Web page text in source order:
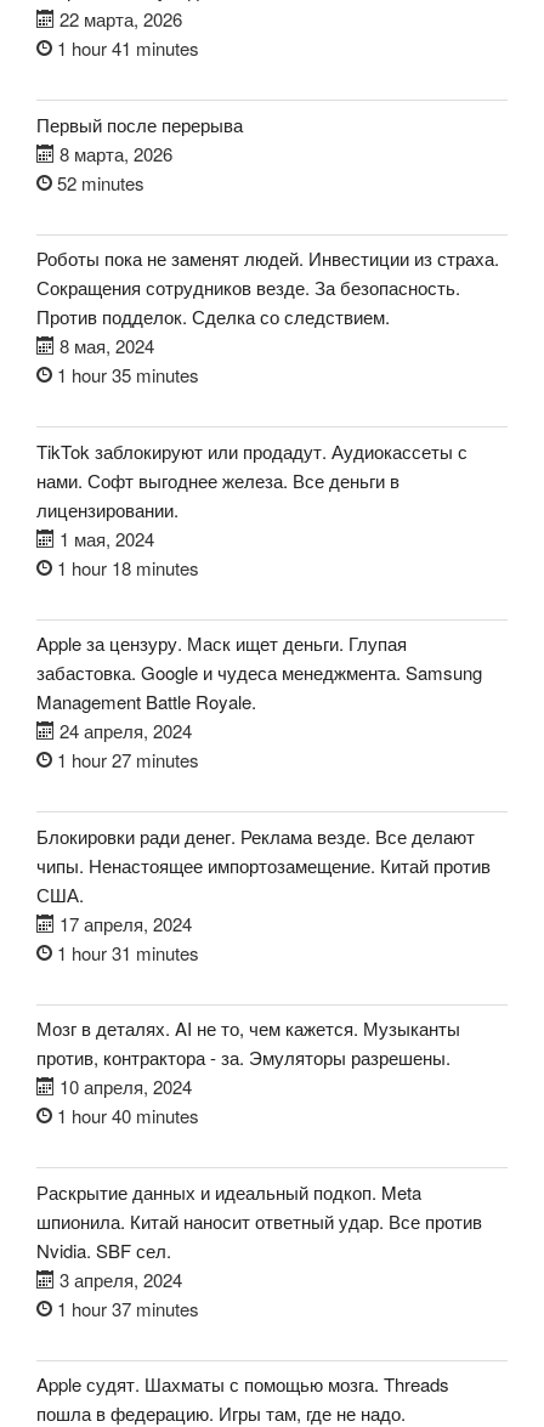
22 марта, 2026
1 hour 41 minutes
Первый после перерыва
8 марта, 2026
52 minutes
Роботы пока не заменят людей. Инвестиции из страха.
Сокращения сотрудников везде. За безопасность.
Против подделок. Сделка со следствием.
8 мая, 2024
1 hour 35 minutes
TikTok заблокируют или продадут. Аудиокассеты с
нами. Софт выгоднее железа. Все деньги в
лицензировании.
1 мая, 2024
1 hour 18 minutes
Apple за цензуру. Маск ищет деньги. Глупая
забастовка. Google и чудеса менеджмента. Samsung
Management Battle Royale.
24 апреля, 2024
1 hour 27 minutes
Блокировки ради денег. Реклама везде. Все делают
чипы. Ненастоящее импортозамещение. Китай против
США.
17 апреля, 2024
1 hour 31 minutes
Мозг в деталях. AI не то, чем кажется. Музыканты
против, контрактора - за. Эмуляторы разрешены.
10 апреля, 2024
1 hour 40 minutes
Раскрытие данных и идеальный подкоп. Meta
шпионила. Китай наносит ответный удар. Все против
Nvidia. SBF сел.
3 апреля, 2024
1 hour 37 minutes
Apple судят. Шахматы с помощью мозга. Threads
пошла в федерацию. Игры там, где не надо.